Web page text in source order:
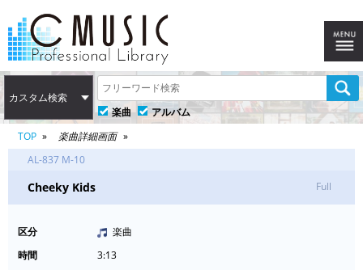
カスタム検索
楽曲
アルバム
TOP
楽曲詳細画面
AL-837 M-10
Cheeky Kids Full
区分
楽曲
時間
3:13